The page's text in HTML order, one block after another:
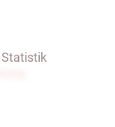
Statistik